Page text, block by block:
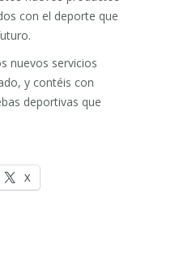
con el deporte que
nuevos servicios
y contéis con
deportivas que
X